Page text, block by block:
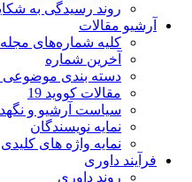
روند رسیدگی به
آرشیو مقالات
کلیه شماره‌های مجله
آخرین شماره
دسته بندی موضوعی
مقالات کووید 19
سیاست آرشیو و
نمایه نویسندگان
نمایه واژه های کلیدی
فرآیند داوری
روند داوری